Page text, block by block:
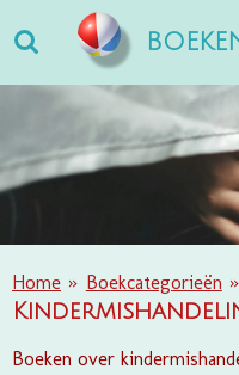
direct
naar
hoofdinhoud
Home » Boekcategorieën »
Boeken over